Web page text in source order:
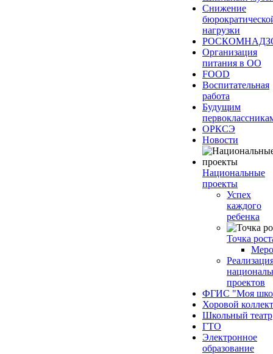
Снижение
нагрузки
Организация
питания в ОО
FOOD
Воспитательная
работа
Будущим
ОРКСЭ
Новости
Национальные
проекты
Успех
каждого
ребенка
Точка
проектов
ФГИС "Моя
Хоровой
Школьный театр
ГТО
Электронное
образование